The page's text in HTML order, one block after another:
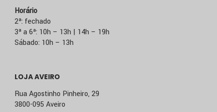
Horário
2ª: fechado
3ª a 6ª: 10h – 13h | 14h – 19h
Sábado: 10h – 13h
LOJA AVEIRO
Rua Agostinho Pinheiro, 29
3800-095 Aveiro